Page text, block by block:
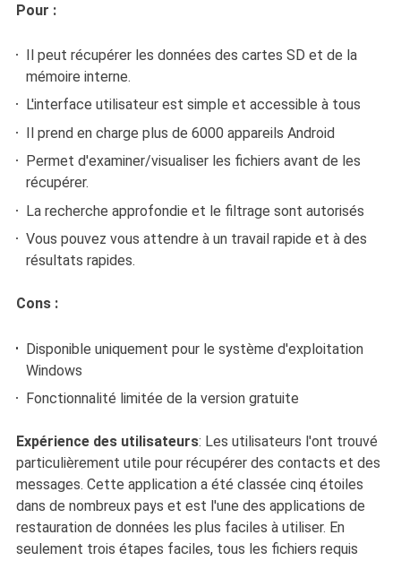
Pour :
Il peut récupérer les données des cartes SD et de la
mémoire interne.
L'interface utilisateur est simple et accessible à tous
Il prend en charge plus de 6000 appareils Android
Permet d'examiner/visualiser les fichiers avant de les
récupérer.
La recherche approfondie et le filtrage sont autorisés
Vous pouvez vous attendre à un travail rapide et à des
résultats rapides.
Cons :
Disponible uniquement pour le système d'exploitation
Windows
Fonctionnalité limitée de la version gratuite
Expérience des utilisateurs: Les utilisateurs l'ont trouvé
particulièrement utile pour récupérer des contacts et des
messages. Cette application a été classée cinq étoiles
dans de nombreux pays et est l'une des applications de
restauration de données les plus faciles à utiliser. En
seulement trois étapes faciles, tous les fichiers requis